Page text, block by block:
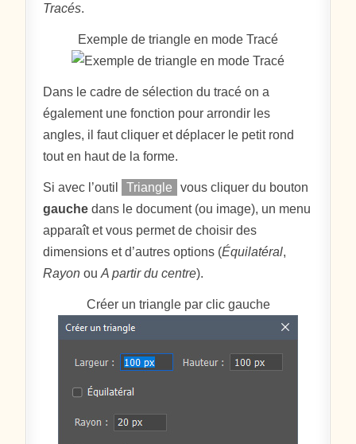
Tracés.
Exemple de triangle en mode Tracé
Dans le cadre de sélection du tracé on a
également une fonction pour arrondir les
angles, il faut cliquer et déplacer le petit rond
tout en haut de la forme.
Si avec l’outil Triangle
vous cliquer du bouton
gauche dans le document (ou image), un menu
apparaît et vous permet de choisir des
dimensions et d’autres options (Équilatéral,
Rayon ouA partir du centre).
Créer un triangle par clic gauche